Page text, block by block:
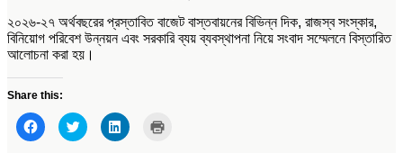
২০২৬-২৭ অর্থবছরের প্রস্তাবিত বাজেট বাস্তবায়নের বিভিন্ন দিক, রাজস্ব সংস্কার,
বিনিয়োগ পরিবেশ উন্নয়ন এবং সরকারি ব্যয় ব্যবস্থাপনা নিয়ে সংবাদ সম্মেলনে বিস্তারিত
আলোচনা করা হয়।
Share this:
Click
to
share
Click
to
share
Click
to